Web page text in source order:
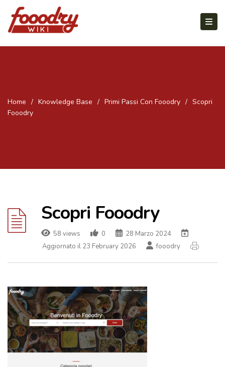
Home / Knowledge Base / Primi Passi Con Fooodry / Scopri
Fooodry
Scopri Fooodry
58 views 0
28 Marzo 2024
Aggiornato il 23 February 2026
fooodry